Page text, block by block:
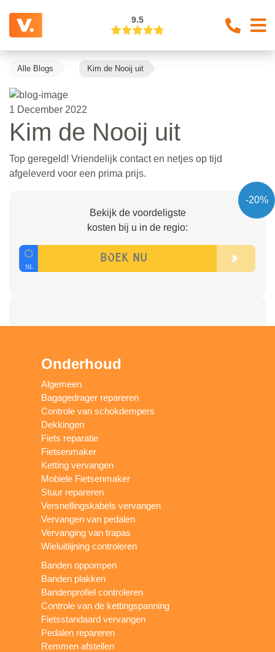
9.5
Alle Blogs Kim de Nooij uit
1 December 2022
Kim de Nooij uit
Top geregeld! Vriendelijk contact en netjes op tijd
afgeleverd voor een prima prijs.
-20%
Bekijk de voordeligste
kosten bij u in de regio:
Onderhoud
Algemeen
Bagagedrager repareren
Controle van schokdempers
Dekkingen
Fiets reparatie
Fietsenmaker
Ketting vervangen
Mobiele Fietsenmaker
Stuur repareren
Versnellingskabels vervangen
Vervangen van pedalen
Vervanging van trapas
Wieluitlijning controleren
Banden oppompen
Banden plakken
Bandenprofiel controleren
Controle van de kettingspanning
Fietsstandaard vervangen
Pedalen repareren
Remmen afstellen